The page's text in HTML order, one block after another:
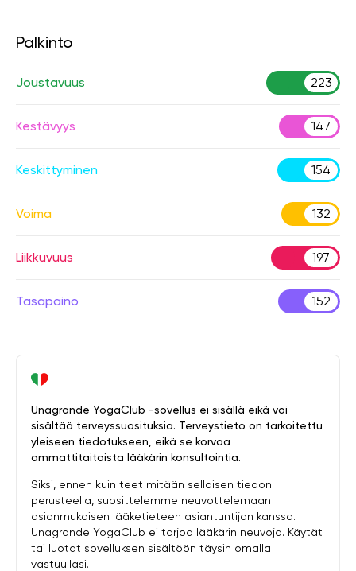
Palkinto
Joustavuus 223
Kestävyys 147
Keskittyminen 154
Voima 132
Liikkuvuus 197
Tasapaino 152
Unagrande YogaClub -sovellus ei sisällä eikä voi
sisältää terveyssuosituksia. Terveystieto on tarkoitettu
yleiseen tiedotukseen, eikä se korvaa
ammattitaitoista lääkärin konsultointia.
Siksi, ennen kuin teet mitään sellaisen tiedon
perusteella, suosittelemme neuvottelemaan
asianmukaisen lääketieteen asiantuntijan kanssa.
Unagrande YogaClub ei tarjoa lääkärin neuvoja. Käytät
tai luotat sovelluksen sisältöön täysin omalla
vastuullasi.